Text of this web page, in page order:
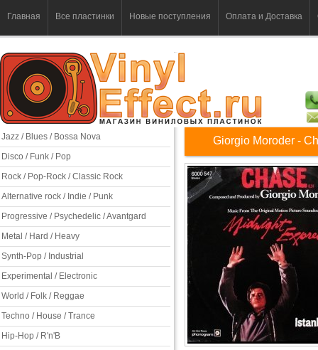
Главная Все пластинки Новые поступления Оплата и Доставка
Jazz / Blues / Bossa Nova
Disco / Funk / Pop
Rock / Pop-Rock / Classic Rock
Alternative rock / Indie / Punk
Progressive / Psychedelic / Avantgard
Metal / Hard / Heavy
Synth-Pop / Industrial
Experimental / Electronic
World / Folk / Reggae
Techno / House / Trance
Hip-Hop / R'n'B
Giorgio Moroder -